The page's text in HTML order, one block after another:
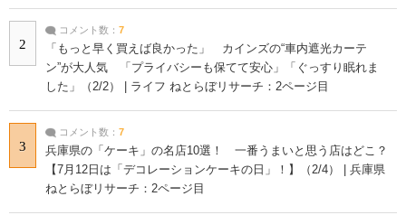
2
コメント数： 7
「もっと早く買えば良かった」 カインズの“車内遮光カーテ
ン”が大人気 「プライバシーも保てて安心」「ぐっすり眠れま
した」（2/2） | ライフ ねとらぼリサーチ：2ページ目
3
コメント数： 7
兵庫県の「ケーキ」の名店10選！ 一番うまいと思う店はどこ？
【7月12日は「デコレーションケーキの日」！】（2/4） | 兵庫県
ねとらぼリサーチ：2ページ目